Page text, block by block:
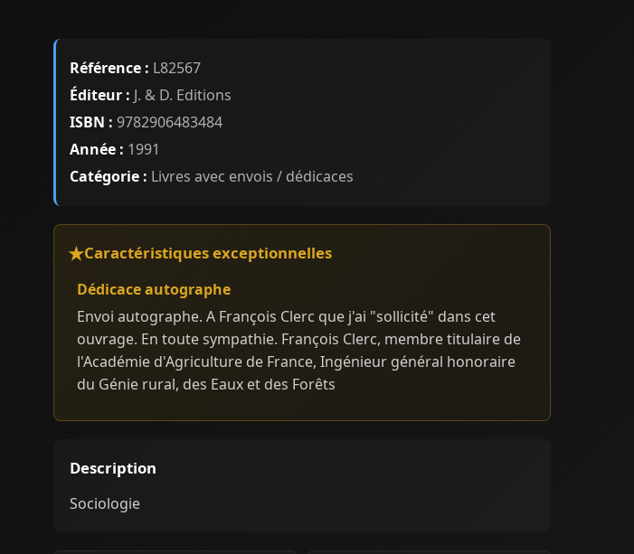
Référence : L82567
Éditeur : J. & D. Editions
ISBN : 9782906483484
Année : 1991
Catégorie : Livres avec envois / dédicaces
Caractéristiques exceptionnelles
Dédicace autographe
Envoi autographe. A François Clerc que j'ai "sollicité" dans cet
ouvrage. En toute sympathie. François Clerc, membre titulaire de
l'Académie d'Agriculture de France, Ingénieur général honoraire
du Génie rural, des Eaux et des Forêts
Description
Sociologie